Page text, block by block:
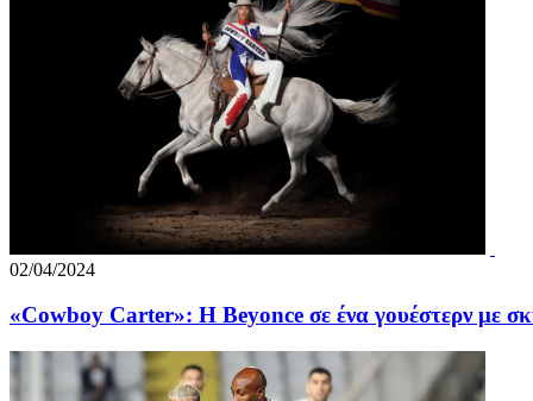
02/04/2024
«Cowboy Carter»: H Beyonce σε ένα γουέστερν με